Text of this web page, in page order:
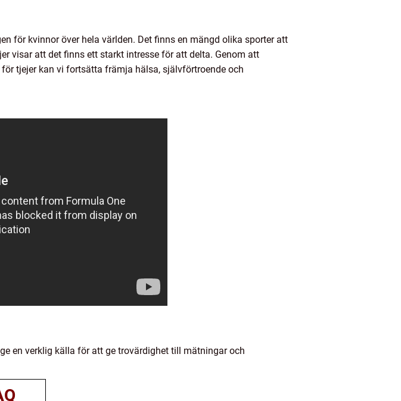
för kvinnor över hela världen. Det finns en mängd olika sporter att
visar att det finns ett starkt intresse för att delta. Genom att
tjejer kan vi fortsätta främja hälsa, självförtroende och
en verklig källa för att ge trovärdighet till mätningar och